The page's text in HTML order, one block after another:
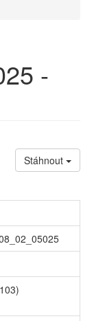
-
Stáhnout